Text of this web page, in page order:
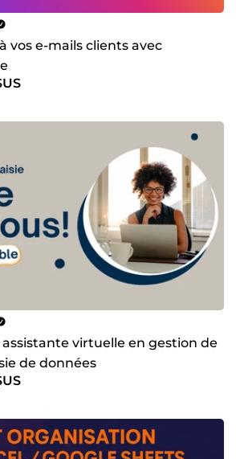
vos e-mails clients avec
virtuelle en gestion de
de données